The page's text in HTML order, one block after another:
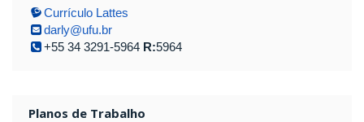
Currículo Lattes
darly@ufu.br
+55 34 3291-5964 R:5964
Planos de Trabalho